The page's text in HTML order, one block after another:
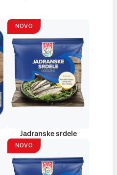
NOVO
Jadranske srdele
NOVO